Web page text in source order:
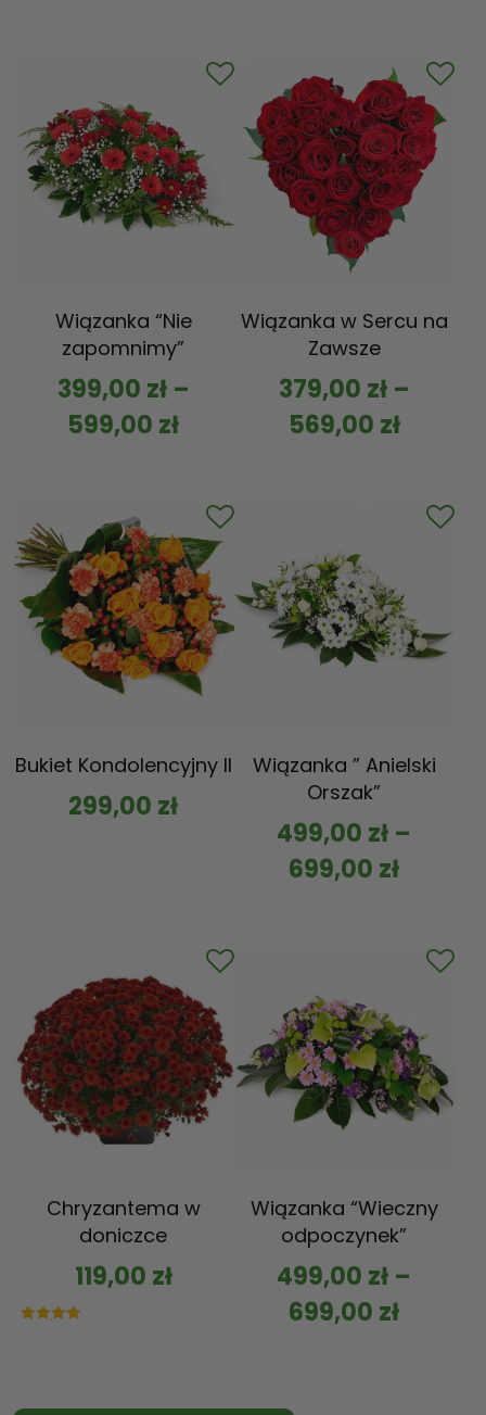
Wiązanka “Nie
zapomnimy”
399,00 zł–
599,00 zł
Wiązanka w Sercu na
Zawsze
379,00 zł–
569,00 zł
Bukiet Kondolencyjny II
299,00 zł
Wiązanka ” Anielski
Orszak”
499,00 zł –
699,00 zł
Chryzantema w
doniczce
119,00 zł
Wiązanka “Wieczny
odpoczynek”
499,00 zł –
699,00 zł